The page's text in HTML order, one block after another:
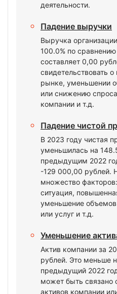
деятельности.
Падение выручки
Выручка
100.0% по
составляет 0,00
свидетельствовать
рынке, уменьшении
или снижению
компании и т.д.
Падение чистой
В 2023 году чистая
уменьшилась на
предыдущим 2022
-129 000,00 рублей.
множество
ситуация,
уменьшение
или услуг и т.д.
Уменьшение
Актив компании за
рублей. Это меньше
предыдущий 2022
может быть связано
активов компании